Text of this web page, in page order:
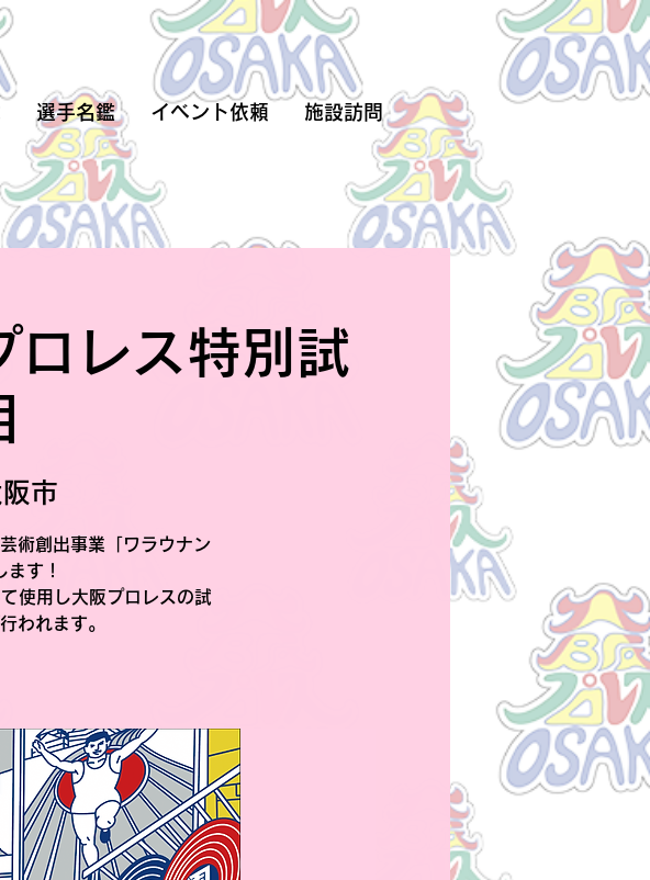
選手名鑑 イベント依頼 施設訪問
レス特別試
市
術創出事業「ワラウナン
す！
使用し大阪プロレスの試
われます。